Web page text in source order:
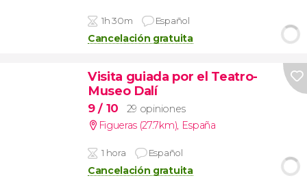
1h 30m Español
Cancelación gratuita
Visita guiada por el Teatro-
Museo Dalí
9/ 10
29 opiniones
Figueras (27.7km), España
1 hora Español
Cancelación gratuita